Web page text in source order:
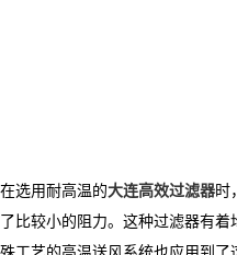
在选用耐高温的大连高效过滤器时
了比较小的阻力。这种过滤器有
殊工艺的高温送风系统也应用到了